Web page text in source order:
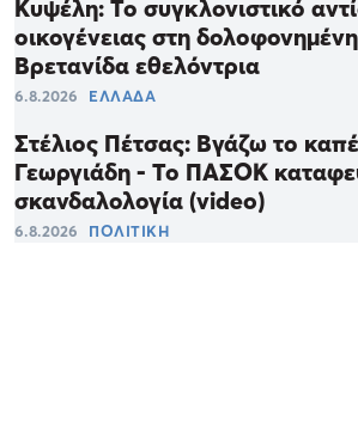
Κυψέλη: Το συγκλονιστικό
οικογένειας στη
Βρετανίδα εθελόντρια
6.8.2026 ΕΛΛΑΔΑ
Στέλιος Πέτσας: Βγάζω το
Γεωργιάδη - Το ΠΑΣΟΚ
σκανδαλολογία (video)
6.8.2026 ΠΟΛΙΤΙΚΗ